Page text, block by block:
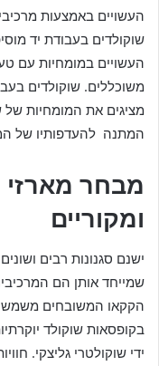
העשויים באמצעות
שוקולדים בעבודת יד
העשויים במומחיות עם
משוכללים. שוקולדים
מציגים את המומחיות של
המתנה להעדפותיו של
מבחר מארזי
ומקוריים
ישנם סגנונות רבים
שמייחד אותן הם
הקקאו המשובחים
בקופסאות שוקולד
ידי שוקולטרי גליצקי.